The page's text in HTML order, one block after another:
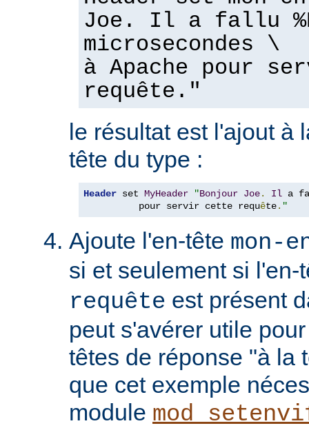
Joe. Il a fallu
microsecondes \
à Apache pour
requête."
le résultat est l'ajout à
tête du type :
Header set MyHeader "Bonjour Joe. Il a
          pour servir cette requ
ête. "
Ajoute l'en-tête mon-
si et seulement si
requête est présent
peut s'avérer utile
têtes de réponse "à la
que cet exemple
module